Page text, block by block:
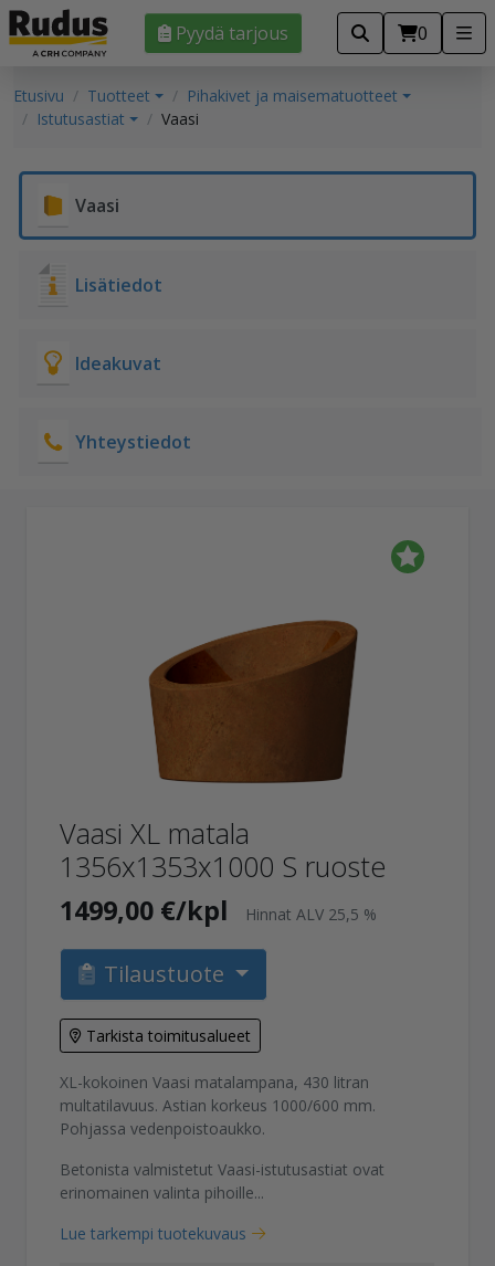
Pyydä tarjous 0
Etusivu Tuotteet
Pihakivet ja maisematuotteet
Istutusastiat
Vaasi
Vaasi
Lisätiedot
Ideakuvat
Yhteystiedot
Vaasi XL matala
1356x1353x1000 S ruoste
1499,00 €/kpl Hinnat ALV 25,5 %
Tilaustuote
Tarkista toimitusalueet
XL-kokoinen Vaasi matalampana, 430 litran
multatilavuus. Astian korkeus 1000/600 mm.
Pohjassa vedenpoistoaukko.
Betonista valmistetut Vaasi-istutusastiat ovat
erinomainen valinta pihoille...
Lue tarkempi tuotekuvaus